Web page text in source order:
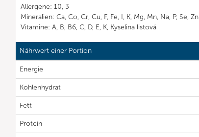
Allergene: 10, 3
Mineralien: Ca, Co, Cr, Cu, F, Fe, I, K, Mg, Mn, Na, P, Se, Zn
Vitamine: A, B, B6, C, D, E, K, Kyselina listová
Nährwert einer Portion
Energie
Kohlenhydrat
Fett
Protein